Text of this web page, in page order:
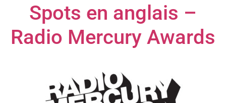
Spots en anglais –
Radio Mercury Awards